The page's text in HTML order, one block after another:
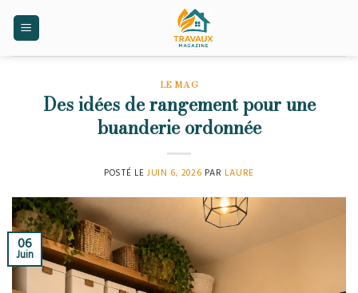
LE MAG
Des idées de rangement pour une
buanderie ordonnée
POSTÉ LEJUIN 6, 2026 PAR LAURE
06
Juin